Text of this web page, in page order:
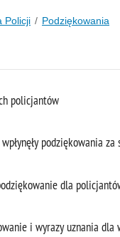
Policji Podziękowania
policjantów
podziękowania
dla
i wyrazy uznania